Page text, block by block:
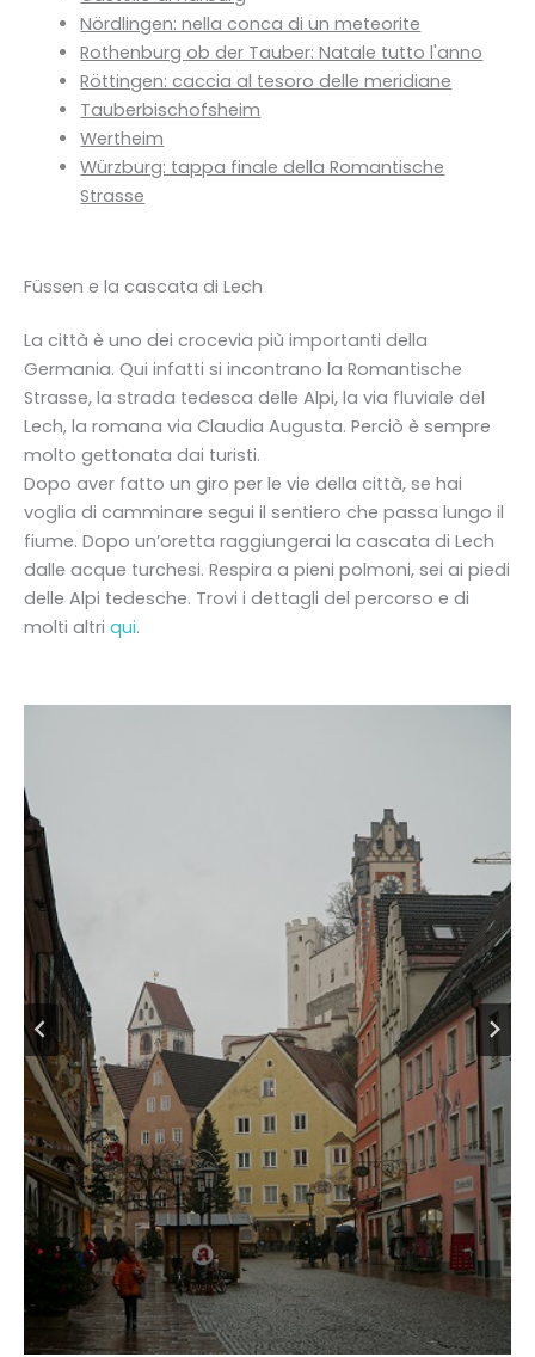
Nördlingen: nella conca di un meteorite
Rothenburg ob der Tauber: Natale tutto l'anno
Röttingen: caccia al tesoro delle meridiane
Tauberbischofsheim
Wertheim
Würzburg: tappa finale della Romantische
Strasse
Füssen e la cascata di Lech
La città è uno dei crocevia più importanti della
Germania. Qui infatti si incontrano la Romantische
Strasse, la strada tedesca delle Alpi, la via fluviale del
Lech, la romana via Claudia Augusta. Perciò è sempre
molto gettonata dai turisti.
Dopo aver fatto un giro per le vie della città, se hai
voglia di camminare segui il sentiero che passa lungo il
fiume. Dopo un’oretta raggiungerai la cascata di Lech
dalle acque turchesi. Respira a pieni polmoni, sei ai piedi
delle Alpi tedesche. Trovi i dettagli del percorso e di
molti altri qui.